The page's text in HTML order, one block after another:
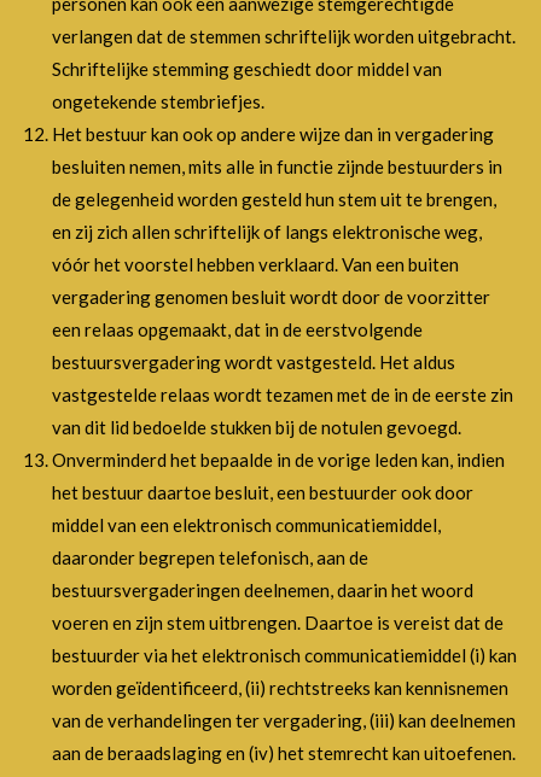
verlangen dat de stemmen schriftelijk worden uitgebracht.
Schriftelijke stemming geschiedt door middel van
ongetekende stembriefjes.
Het bestuur kan ook op andere wijze dan in vergadering
besluiten nemen, mits alle in functie zijnde bestuurders in
de gelegenheid worden gesteld hun stem uit te brengen,
en zij zich allen schriftelijk of langs elektronische weg,
vóór het voorstel hebben verklaard. Van een buiten
vergadering genomen besluit wordt door de voorzitter
een relaas opgemaakt, dat in de eerstvolgende
bestuursvergadering wordt vastgesteld. Het aldus
vastgestelde relaas wordt tezamen met de in de eerste zin
van dit lid bedoelde stukken bij de notulen gevoegd.
Onverminderd het bepaalde in de vorige leden kan, indien
het bestuur daartoe besluit, een bestuurder ook door
middel van een elektronisch communicatiemiddel,
daaronder begrepen telefonisch, aan de
bestuursvergaderingen deelnemen, daarin het woord
voeren en zijn stem uitbrengen. Daartoe is vereist dat de
bestuurder via het elektronisch communicatiemiddel (i) kan
worden geïdentificeerd, (ii) rechtstreeks kan kennisnemen
van de verhandelingen ter vergadering, (iii) kan deelnemen
aan de beraadslaging en (iv) het stemrecht kan uitoefenen.